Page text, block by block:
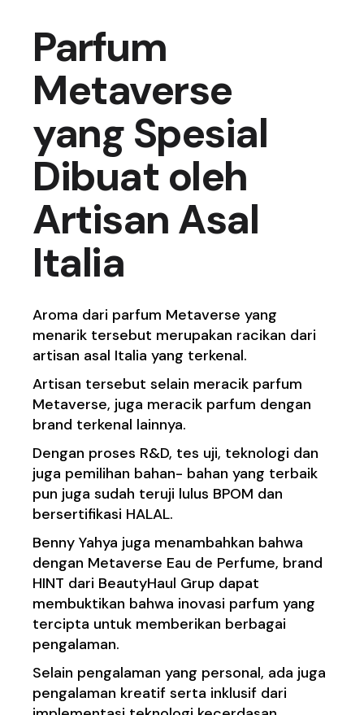
Parfum
Metaverse
yang Spesial
Dibuat oleh
Artisan Asal
Italia
Aroma dari parfum Metaverse yang
menarik tersebut merupakan racikan dari
artisan asal Italia yang terkenal.
Artisan tersebut selain meracik parfum
Metaverse, juga meracik parfum dengan
brand terkenal lainnya.
Dengan proses R&D, tes uji, teknologi dan
juga pemilihan bahan- bahan yang terbaik
pun juga sudah teruji lulus BPOM dan
bersertifikasi HALAL.
Benny Yahya juga menambahkan bahwa
dengan Metaverse Eau de Perfume, brand
HINT dari BeautyHaul Grup dapat
membuktikan bahwa inovasi parfum yang
tercipta untuk memberikan berbagai
pengalaman.
Selain pengalaman yang personal, ada juga
pengalaman kreatif serta inklusif dari